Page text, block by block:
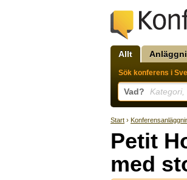
Allt
Sök konferens i
Vad?
Start ›
Petit
med